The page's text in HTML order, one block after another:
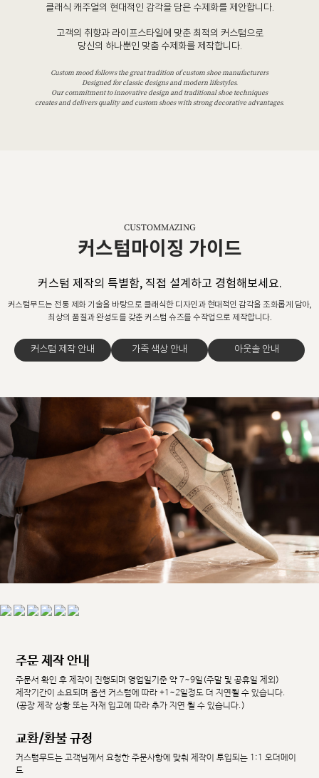
클래식 캐주얼의 현대적인 감각을 담은 수제화를 제안합니다.
고객의 취향과 라이프스타일에 맞춘 최적의 커스텀으로
당신의 하나뿐인 맞춤 수제화를 제작합니다.
Custom mood follows the great tradition of custom shoe manufacturers
Designed for classic designs and modern lifestyles.
Our commitment to innovative design and traditional shoe techniques
creates and delivers quality and custom shoes with strong decorative advantages.
CUSTOMMAZING
커스텀마이징 가이드
커스텀 제작의 특별함, 직접 설계하고 경험해보세요.
커스텀무드는 전통 제화 기술을 바탕으로 클래식한 디자인과 현대적인 감각을 조화롭게 담아,
최상의 품질과 완성도를 갖춘 커스텀 슈즈를 수작업으로 제작합니다.
커스텀 제작 안내 가죽 색상 안내 아웃솔 안내
주문 제작 안내
주문서 확인 후 제작이 진행되며 영업일기준 약 7~9일(주말 및 공휴일 제외)
제작기간이 소요되며 옵션 커스텀에 따라 +1~2일정도 더 지연될 수 있습니다.
(공장 제작 상황 또는 자재 입고에 따라 추가 지연 될 수 있습니다.)
교환/환불 규정
커스텀무드는 고객님께서 요청한 주문사항에 맞춰 제작이 투입되는 1:1 오더메이
드